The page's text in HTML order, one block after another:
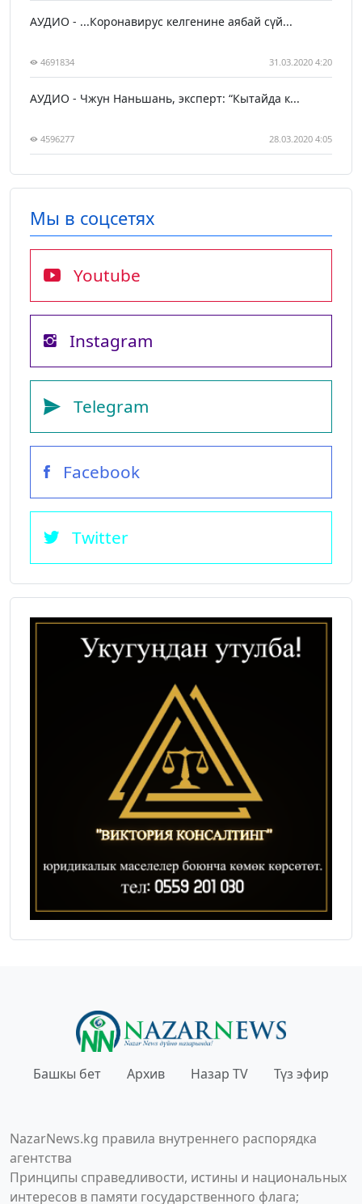
АУДИО - ...Коронавирус келгенине аябай сүй...
4691834 31.03.2020 4:20
АУДИО - Чжун Наньшань, эксперт: “Кытайда к...
4596277 28.03.2020 4:05
Мы в соцсетях
Youtube
Instagram
Telegram
Facebook
Twitter
Башкы бет Архив Назар TV Түз эфир
NazarNews.kg правила внутреннего распорядка
агентства
Принципы справедливости, истины и национальных
интересов в памяти государственного флага;